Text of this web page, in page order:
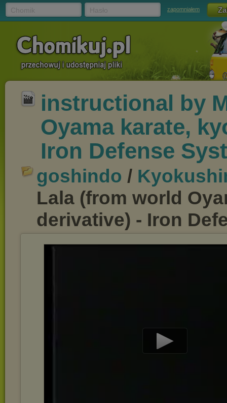
zapomniałem
instructional by
Oyama karate,
Iron Defense
goshindo /
Lala (from world
derivative) - Iron
Play